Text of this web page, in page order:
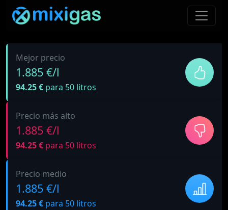
Mejor precio
1.885 €/l
94.25 € para 50 litros
Precio más alto
1.885 €/l
94.25 € para 50 litros
Precio medio
1.885 €/l
94.25 € para 50 litros